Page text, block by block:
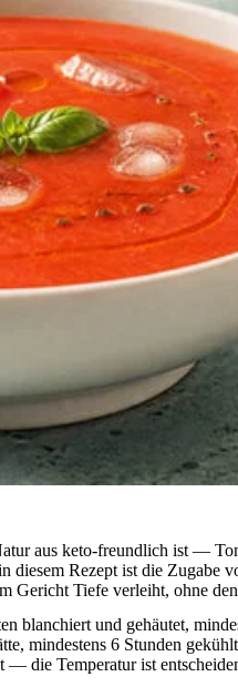
aus keto-freundlich ist —
diesem Rezept ist die
Gericht Tiefe verleiht, ohne
blanchiert und gehäutet,
mindestens 6 Stunden
— die Temperatur ist